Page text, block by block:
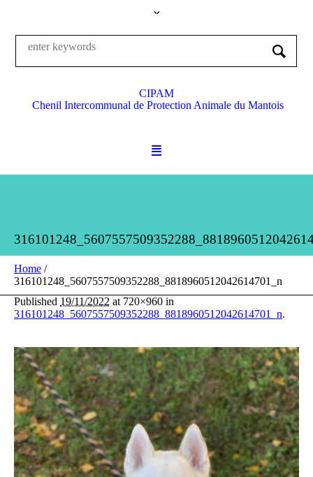
CIPAM
Chenil Intercommunal de Protection Animale du Mantois
Home /
316101248_5607557509352288_8818960512042614701_n
Published 19/11/2022 at 720×960 in
316101248_5607557509352288_8818960512042614701_n.